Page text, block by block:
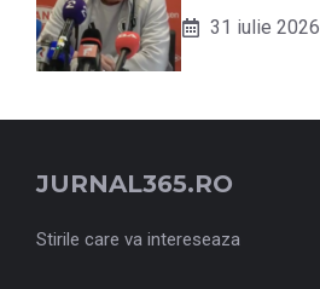
31 iulie 2026
JURNAL365.RO
Stirile care va intereseaza